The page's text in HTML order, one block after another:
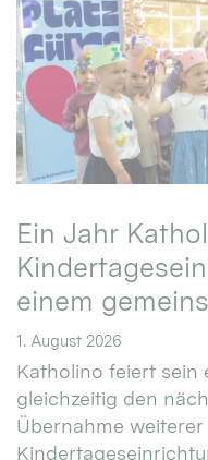
Ein Jahr
einem
1. August 2026
Katholino feiert sein
gleichzeitig den
Übernahme